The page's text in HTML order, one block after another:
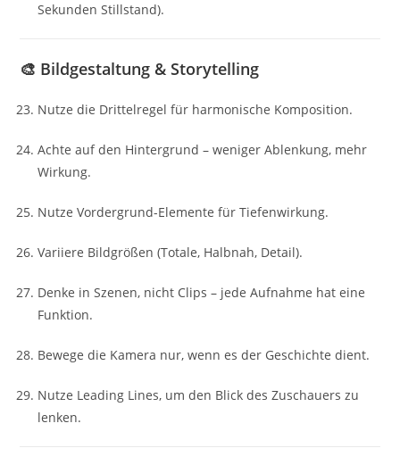
Sekunden Stillstand).
🎨 Bildgestaltung & Storytelling
Nutze die Drittelregel für harmonische Komposition.
Achte auf den Hintergrund – weniger Ablenkung, mehr
Wirkung.
Nutze Vordergrund-Elemente für Tiefenwirkung.
Variiere Bildgrößen (Totale, Halbnah, Detail).
Denke in Szenen, nicht Clips – jede Aufnahme hat eine
Funktion.
Bewege die Kamera nur, wenn es der Geschichte dient.
Nutze Leading Lines, um den Blick des Zuschauers zu
lenken.